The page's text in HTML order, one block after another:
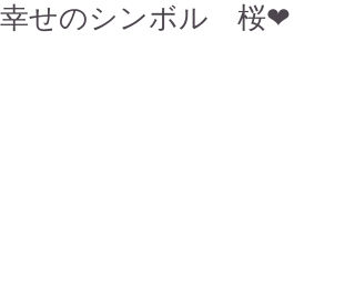
幸せのシンボル 桜❤